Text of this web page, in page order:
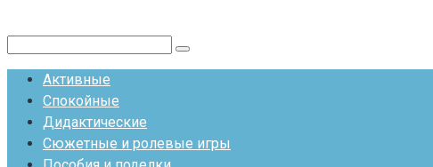
Активные
Спокойные
Дидактические
Сюжетные и ролевые игры